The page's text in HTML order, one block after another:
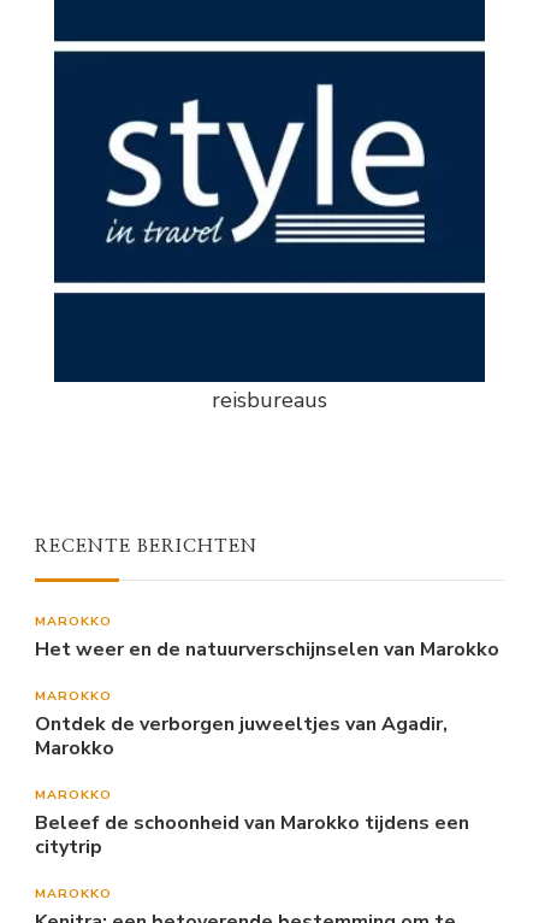
reisbureaus
RECENTE BERICHTEN
MAROKKO
Het weer en de natuurverschijnselen van Marokko
MAROKKO
Ontdek de verborgen juweeltjes van Agadir,
Marokko
MAROKKO
Beleef de schoonheid van Marokko tijdens een
citytrip
MAROKKO